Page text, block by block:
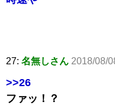
27: 名無しさん 2018/08/
>>26
ファッ！？